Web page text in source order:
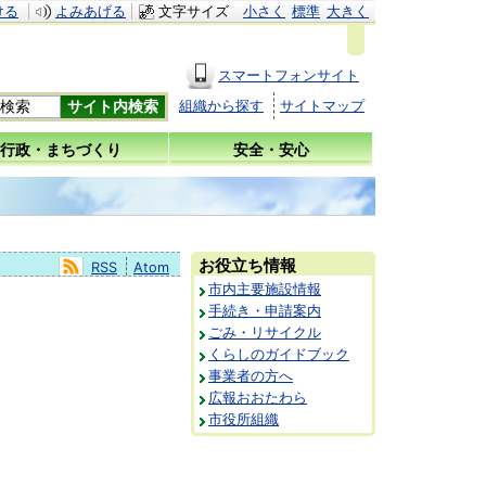
文字サイズ 小さく 標準 大きく
る よみあげる
スマートフォンサイト
組織から探す
サイトマップ
行政・まちづくり 安全・安心
RSS Atom お役立ち情報
市内主要施設情報
手続き・申請案内
ごみ・リサイクル
くらしのガイドブック
事業者の方へ
広報おおたわら
市役所組織